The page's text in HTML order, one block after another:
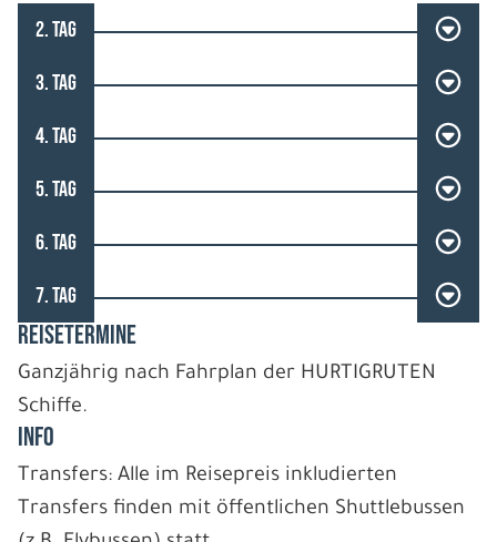
2. TAG
3. TAG
4. TAG
5. TAG
6. TAG
7. TAG
REISETERMINE
Ganzjährig nach Fahrplan der HURTIGRUTEN
Schiffe.
INFO
Transfers: Alle im Reisepreis inkludierten
Transfers finden mit öffentlichen Shuttlebussen